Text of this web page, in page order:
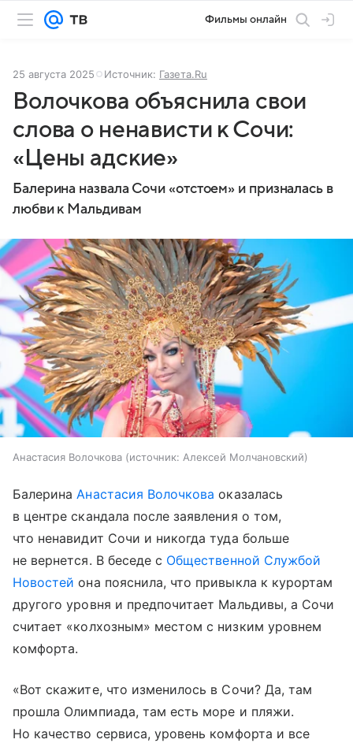
Фильмы онлайн
25 августа 2025 Источник: Газета.Ru
Волочкова объяснила свои
слова о ненависти к Сочи:
«Цены адские»
Балерина назвала Сочи «отстоем» и призналась в
любви к Мальдивам
Анастасия Волочкова источник: Алексей Молчановский
БалеринаАнастасия Волочкова оказалась
в центре скандала после заявления о том,
что ненавидит Сочи и никогда туда больше
не вернется. В беседе с Общественной Службой
Новостей она пояснила, что привыкла к курортам
другого уровня и предпочитает Мальдивы, а Сочи
считает «колхозным» местом с низким уровнем
комфорта.
«Вот скажите, что изменилось в Сочи? Да, там
прошла Олимпиада, там есть море и пляжи.
Но качество сервиса, уровень комфорта и все